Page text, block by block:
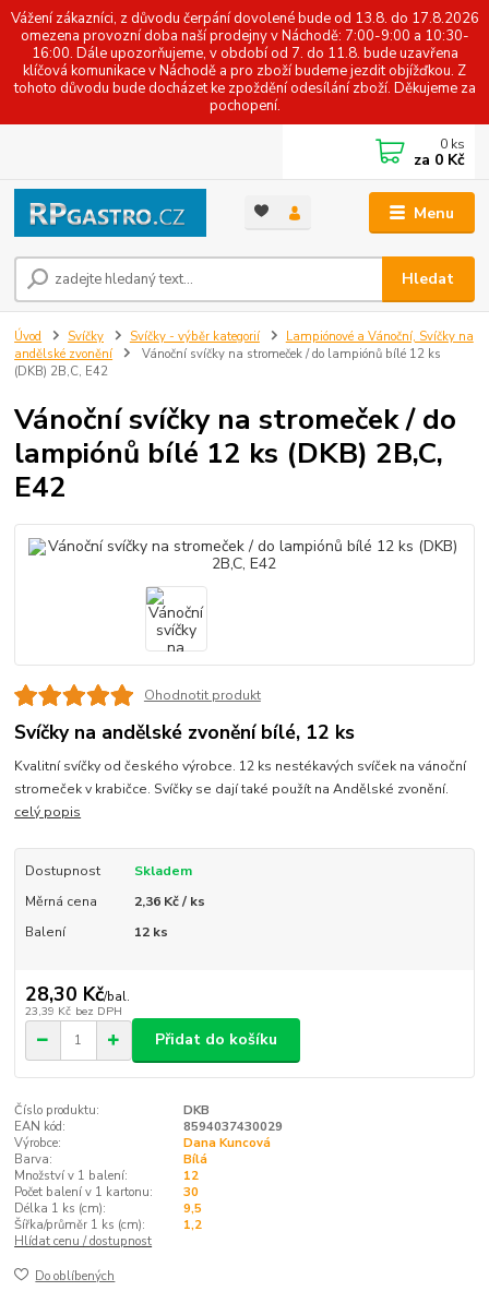
Vážení zákazníci, z důvodu čerpání dovolené bude od 13.8. do 17.8.2026
omezena provozní doba naší prodejny v Náchodě: 7:00-9:00 a 10:30-
16:00. Dále upozorňujeme, v období od 7. do 11.8. bude uzavřena
klíčová komunikace v Náchodě a pro zboží budeme jezdit objížďkou. Z
tohoto důvodu bude docházet ke zpoždění odesílání zboží. Děkujeme za
pochopení.
Menu
Hledat
0 ks
za 0 Kč
Úvod Svíčky Svíčky - výběr kategorií
Lampiónové a Vánoční, Svíčky na
andělské zvonění
Vánoční svíčky na stromeček / do lampiónů bílé 12 ks
(DKB) 2B,C, E42
Vánoční svíčky na stromeček / do
lampiónů bílé 12 ks (DKB) 2B,C,
E42
Ohodnotit produkt
Svíčky na andělské zvonění bílé, 12 ks
Kvalitní svíčky od českého výrobce. 12 ks nestékavých svíček na vánoční
stromeček v krabičce. Svíčky se dají také použít na Andělské zvonění.
celý popis
Dostupnost
Skladem
Měrná cena
2,36 Kč / ks
Balení
12 ks
28,30 Kč/bal.
23,39 Kč bez DPH
Přidat do košíku
Číslo produktu:
DKB
EAN kód:
8594037430029
Výrobce:
Dana Kuncová
Barva:
Bílá
Množství v 1 balení:
12
Počet balení v 1 kartonu:
30
Délka 1 ks (cm):
9,5
Šířka/průměr 1 ks (cm):
1,2
Hlídat cenu / dostupnost
Do oblíbených